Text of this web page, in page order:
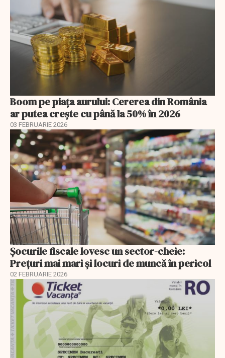
Boom pe piața aurului: Cererea din România
ar putea crește cu până la 50% în 2026
03 FEBRUARIE 2026
Șocurile fiscale lovesc un sector-cheie:
Prețuri mai mari și locuri de muncă în pericol
02 FEBRUARIE 2026